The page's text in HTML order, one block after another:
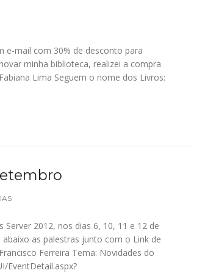
e-mail com 30% de desconto para
minha biblioteca, realizei a compra
Lima Seguem o nome dos Livros:
2012, nos dias 6, 10, 11 e 12 de
as palestras junto com o Link de
Ferreira Tema: Novidades do
EventDetail.aspx?